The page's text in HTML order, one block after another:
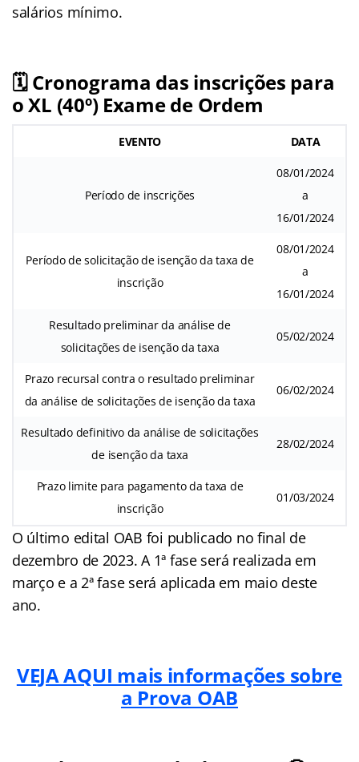
salários mínimo.
🗓️ Cronograma das inscrições para
o XL (40º) Exame de Ordem
EVENTO DATA
Período de inscrições
08/01/2024
a
16/01/2024
Período de solicitação de isenção da taxa de
inscrição
08/01/2024
a
16/01/2024
Resultado preliminar da análise de
solicitações de isenção da taxa
05/02/2024
Prazo recursal contra o resultado preliminar
da análise de solicitações de isenção da taxa
06/02/2024
Resultado definitivo da análise de solicitações
de isenção da taxa
28/02/2024
Prazo limite para pagamento da taxa de
inscrição
01/03/2024
O último edital OAB foi publicado no final de
dezembro de 2023. A 1ª fase será realizada em
março e a 2ª fase será aplicada em maio deste
ano.
VEJA AQUI mais informações sobre
a Prova OAB